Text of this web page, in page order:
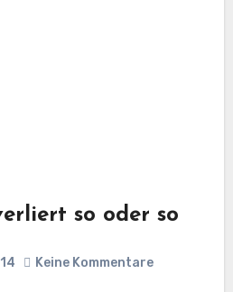
so oder so
Keine Kommentare